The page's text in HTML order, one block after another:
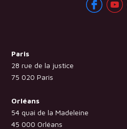
Paris
28 rue de la justice
75 020 Paris
Orléans
54 quai de la Madeleine
45 000 Orléans